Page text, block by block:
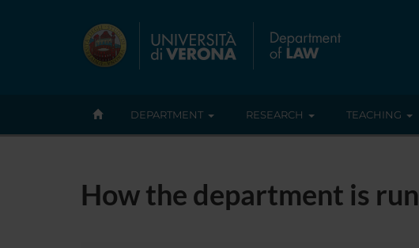
DEPARTMENT RESEARCH TEACHING
How the department is run